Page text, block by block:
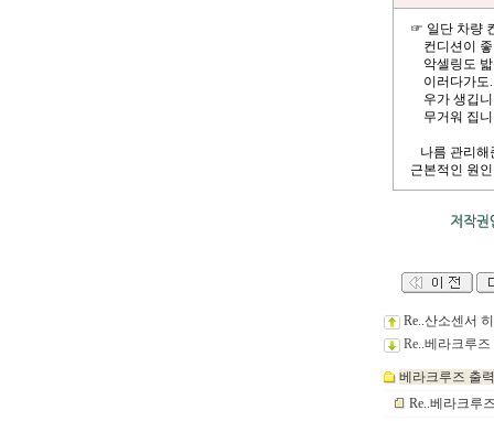
☞ 일단 차량
컨디션이 좋
악셀링도 밟
이러다가도
우가 생깁니
무거워 집니
나름 관리해
근본적인 원
Re..산소센서
Re..베라크루
베라크루즈 출
Re..베라크루